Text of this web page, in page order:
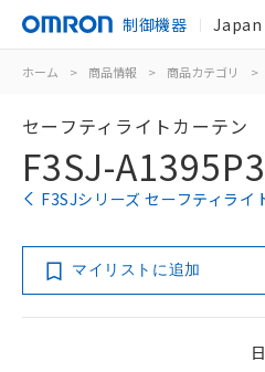
制御機器 Japan
ホーム > 商品情報 > 商品カテゴリ >
セーフティライトカーテン
F3SJ-
F3SJシリーズ セーフティラ
マイリストに追加